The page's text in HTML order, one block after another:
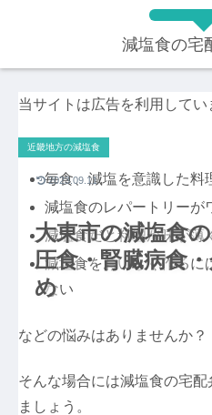
減塩食の宅
当サイトは広告を利用してい
大東市の減塩食
圧食・腎臓病食
め
近畿地方の減塩食
2023.09.11
毎食、減塩を意識した料
減塩食のレパートリーが
減塩食だと料理が味が薄
減塩食をおいしく作るに
ない
などの悩みはありませんか？
そんな場合には減塩食の宅
ましょう。